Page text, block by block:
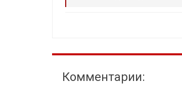
Комментарии: